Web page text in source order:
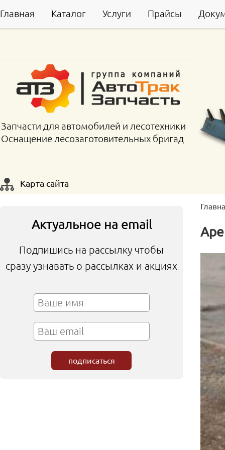
Главная Каталог Услуги Прайсы
Запчасти для автомобилей и лесотехники
Оснащение лесозаготовительных бригад
Карта сайта
Актуальное на email
Подпишись на рассылку чтобы
сразу узнавать о рассылках и акциях